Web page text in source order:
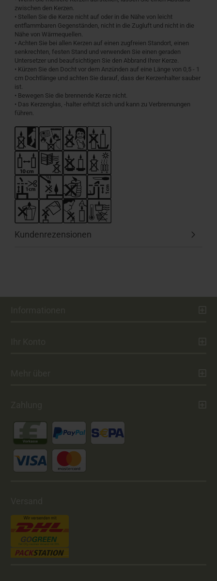
zwischen den Kerzen.
• Stellen Sie die Kerze nicht auf oder in die Nähe von leicht
entflammbaren Gegenständen, nicht in die Zugluft und nicht in die
Nähe von Wärmequellen.
• Achten Sie bei allen Kerzen auf einen zugfreien Standort, einen
senkrechten, festen Stand und verwenden Sie einen geraden
Untersetzer und beaufsichtigen Sie den Abbrand Ihrer Kerze.
• Kürzen Sie den Docht vor dem Anzünden auf eine Länge von 0,5 - 1
cm Dochtlänge und achten Sie darauf, dass der Kerzenhalter sauber
ist.
• Bewegen Sie die brennende Kerze nicht.
• Das Kerzenglas, -halter erhitzt sich und kann zu Verbrennungen
führen.
Kundenrezensionen